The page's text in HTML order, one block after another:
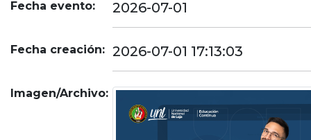
Fecha evento: 2026-07-01
Fecha creación: 2026-07-01 17:13:03
Imagen/Archivo: